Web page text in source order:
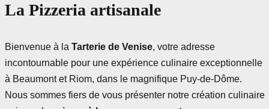
La Pizzeria artisanale
Bienvenue à la Tarterie de Venise, votre adresse
incontournable pour une expérience culinaire exceptionnelle
à Beaumont et Riom, dans le magnifique Puy-de-Dôme.
Nous sommes fiers de vous présenter notre création culinaire